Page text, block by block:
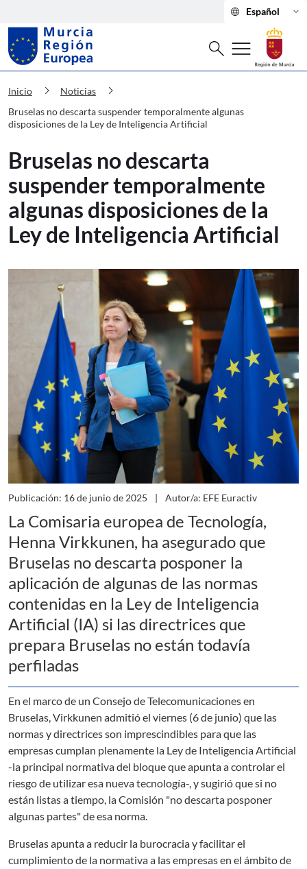
language Español keyboard_arrow_down
Murcia Región Europea Bruselas no
Buscar
search menu
Inicio chevron_right Noticias chevron_right
Bruselas no descarta suspender temporalmente algunas
disposiciones de la Ley de Inteligencia Artificial
Bruselas no descarta
suspender temporalmente
algunas disposiciones de la
Ley de Inteligencia Artificial
Publicación: 16 de junio de 2025 Autor/a: EFE Euractiv
La Comisaria europea de Tecnología,
Henna Virkkunen, ha asegurado que
Bruselas no descarta posponer la
aplicación de algunas de las normas
contenidas en la Ley de Inteligencia
Artificial (IA) si las directrices que
prepara Bruselas no están todavía
perfiladas
En el marco de un Consejo de Telecomunicaciones en
Bruselas, Virkkunen admitió el viernes (6 de junio) que las
normas y directrices son imprescindibles para que las
empresas cumplan plenamente la Ley de Inteligencia Artificial
-la principal normativa del bloque que apunta a controlar el
riesgo de utilizar esa nueva tecnología-, y sugirió que si no
están listas a tiempo, la Comisión "no descarta posponer
algunas partes" de esa norma.
Bruselas apunta a reducir la burocracia y facilitar el
cumplimiento de la normativa a las empresas en el ámbito de